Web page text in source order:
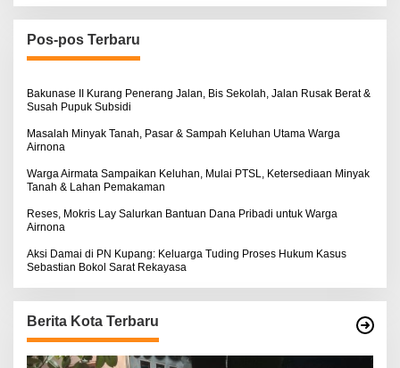
i
u
n
u
:
Pos-pos Terbaru
Bakunase II Kurang Penerang Jalan, Bis Sekolah, Jalan Rusak Berat &
Susah Pupuk Subsidi
Masalah Minyak Tanah, Pasar & Sampah Keluhan Utama Warga
Airnona
Warga Airmata Sampaikan Keluhan, Mulai PTSL, Ketersediaan Minyak
Tanah & Lahan Pemakaman
Reses, Mokris Lay Salurkan Bantuan Dana Pribadi untuk Warga
Airnona
Aksi Damai di PN Kupang: Keluarga Tuding Proses Hukum Kasus
Sebastian Bokol Sarat Rekayasa
Berita Kota Terbaru